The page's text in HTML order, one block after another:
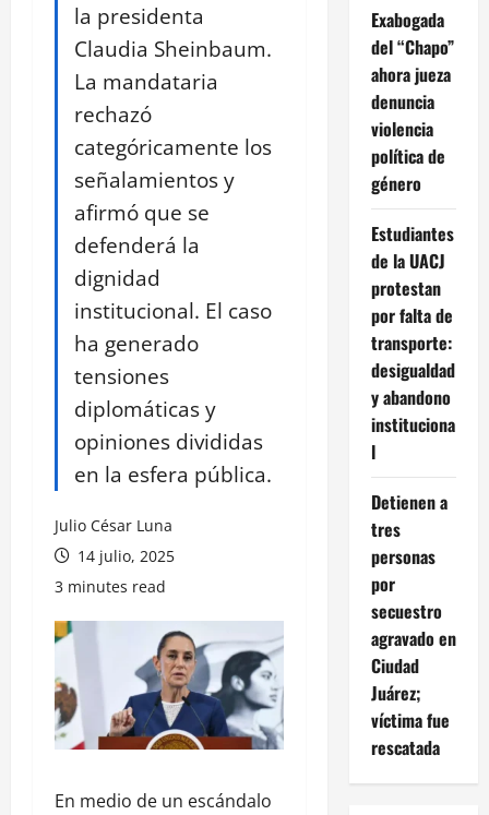
la presidenta
Claudia Sheinbaum.
La mandataria
rechazó
categóricamente los
señalamientos y
afirmó que se
defenderá la
dignidad
institucional. El caso
ha generado
tensiones
diplomáticas y
opiniones divididas
en la esfera pública.
Julio César Luna
14 julio, 2025
3 minutes read
En medio de un escándalo
Exabogada
del “Chapo”
ahora jueza
denuncia
violencia
política de
género
Estudiantes
de la UACJ
protestan
por falta de
transporte:
desigualdad
y abandono
instituciona
l
Detienen a
tres
personas
por
secuestro
agravado en
Ciudad
Juárez;
víctima fue
rescatada